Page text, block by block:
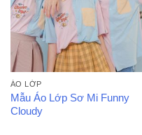
ÁO LỚP
Mẫu Áo Lớp Sơ Mi Funny
Cloudy